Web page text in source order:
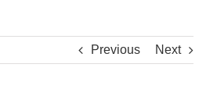
Previous Next